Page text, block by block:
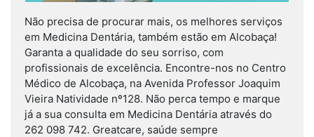
Não precisa de procurar mais, os melhores serviços
em Medicina Dentária, também estão em Alcobaça!
Garanta a qualidade do seu sorriso, com
profissionais de excelência. Encontre-nos no Centro
Médico de Alcobaça, na Avenida Professor Joaquim
Vieira Natividade nº128. Não perca tempo e marque
já a sua consulta em Medicina Dentária através do
262 098 742. Greatcare, saúde sempre